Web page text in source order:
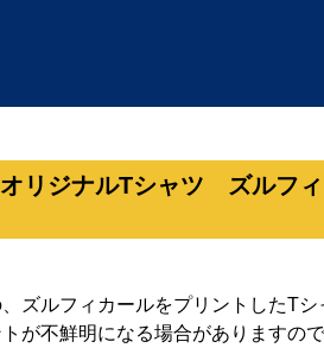
リジナルTシャツ ズルフ
ズルフィカールをプリントしたTシ
が不鮮明になる場合がありますの